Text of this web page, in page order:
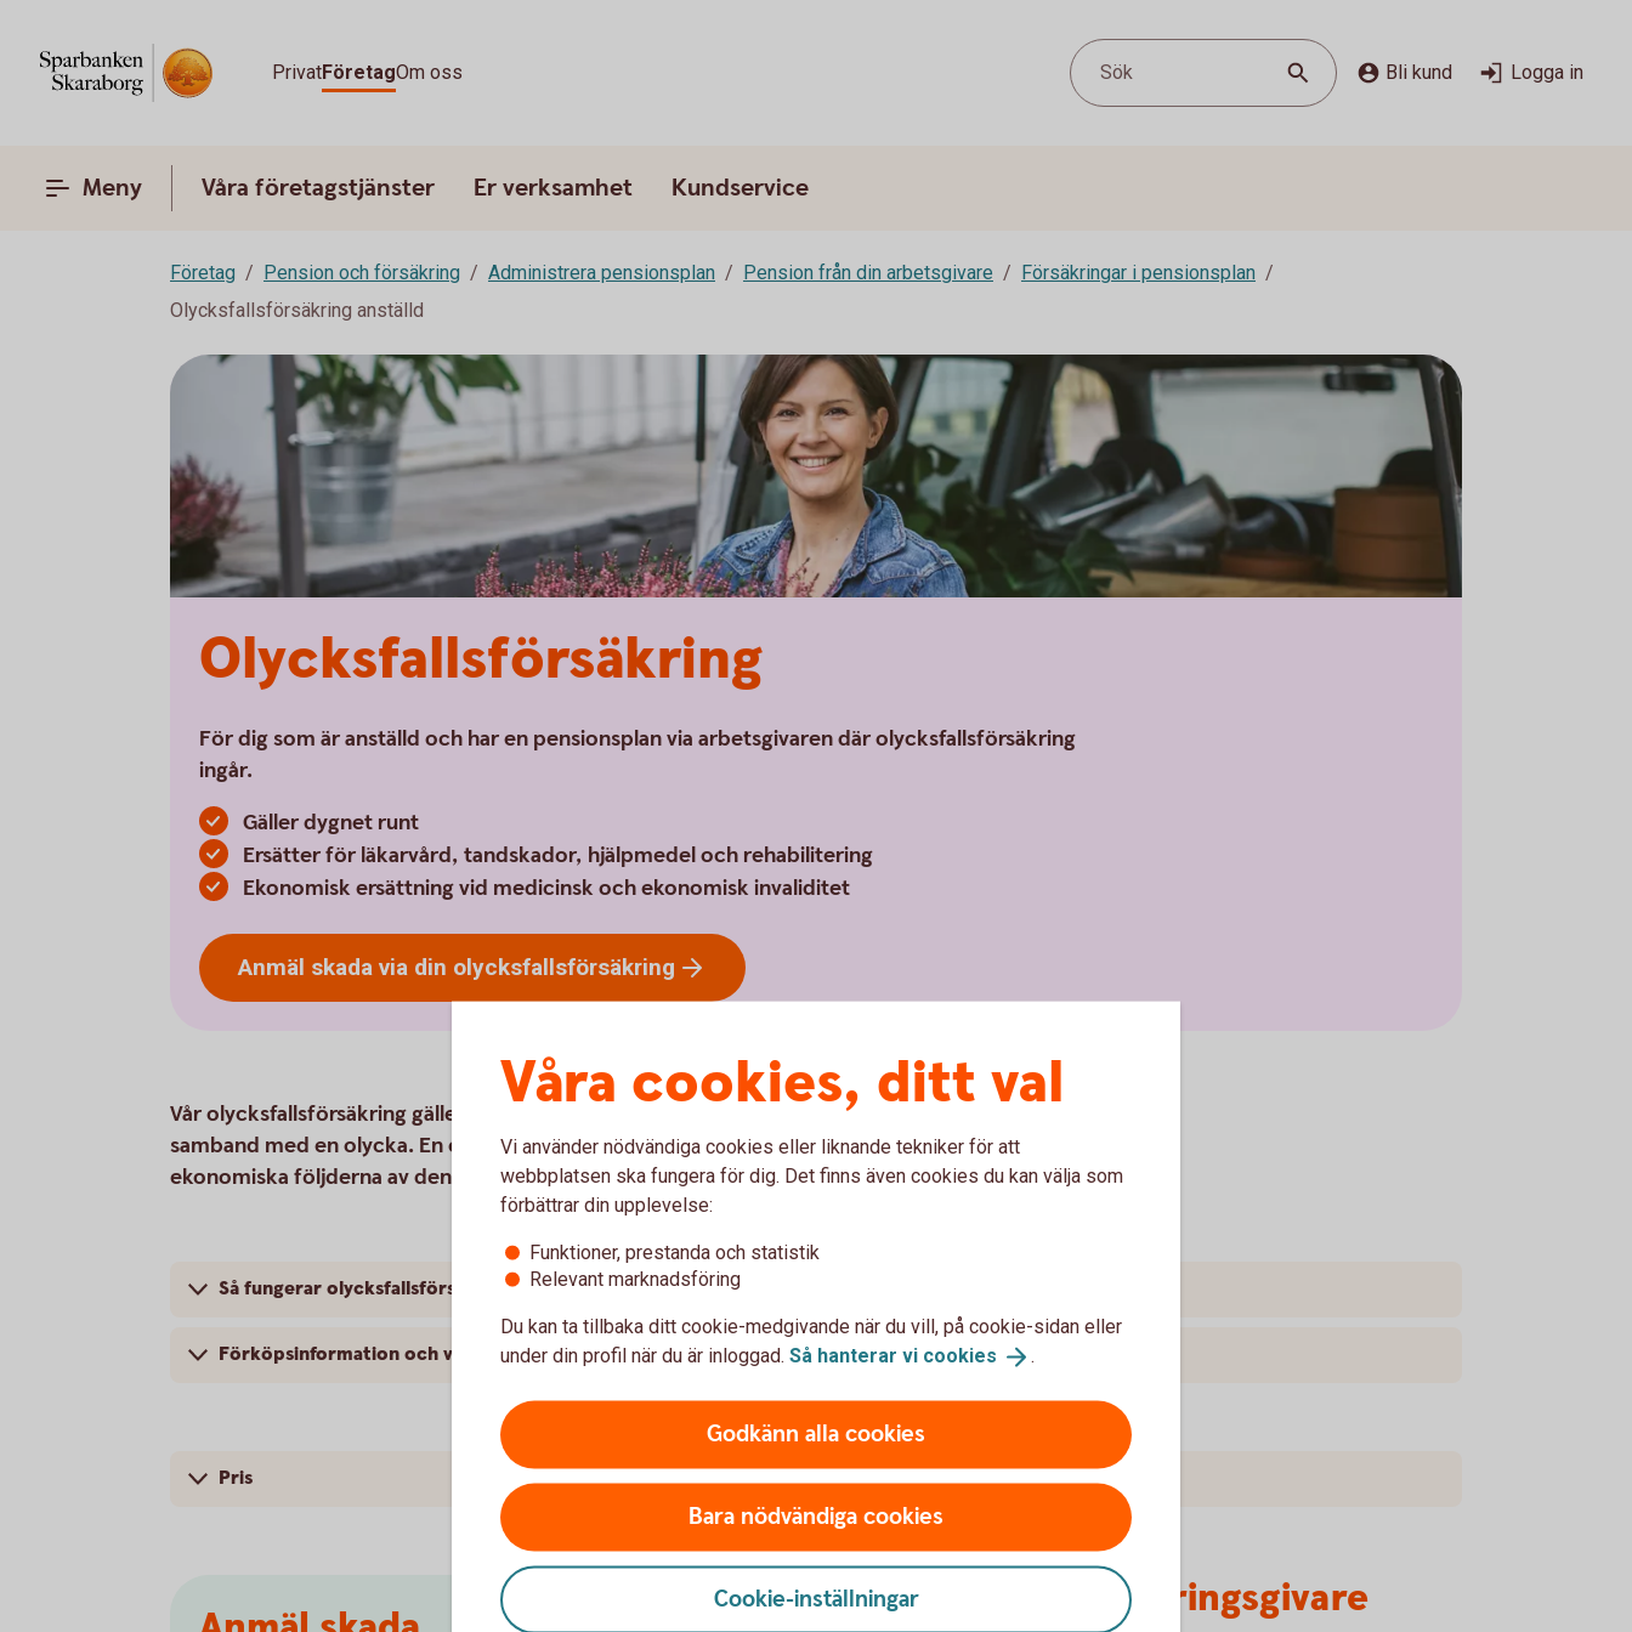
PrivatFöretagOm oss Sök Bli kund Logga in
Meny Våra företagstjänster Er verksamhet Kundservice
Företag Pension och försäkring Administrera pensionsplan Pension från din arbetsgivare
Försäkringar i pensionsplan
Olycksfallsförsäkring anställd
Olycksfallsförsäkring
För dig som är anställd och har en pensionsplan via arbetsgivaren där olycksfallsförsäkring
ingår.
Gäller dygnet runt
Ersätter för läkarvård, tandskador, hjälpmedel och rehabilitering
Ekonomisk ersättning vid medicinsk och ekonomisk invaliditet
Anmäl skada via din olycksfallsförsäkring
Vår olycksfallsförsäkring gäller dygnet runt och ger dig trygghet om du råkar ut för skador i
samband med en olycka. En olycksfallsförsäkring kan inte förhindra olyckan men minska de
ekonomiska följderna av den.
Så fungerar olycksfallsförsäkringen
Förköpsinformation och villkor
Pris
Försäkringsgivare
Våra cookies, ditt val
Vi använder nödvändiga cookies eller liknande tekniker för att
webbplatsen ska fungera för dig. Det finns även cookies du kan välja som
förbättrar din upplevelse:
Funktioner, prestanda och statistik
Relevant marknadsföring
Du kan ta tillbaka ditt cookie-medgivande när du vill, på cookie-sidan eller
under din profil när du är inloggad. Så hanterar vi cookies .
Godkänn alla cookies
Bara nödvändiga cookies
Cookie-inställningar